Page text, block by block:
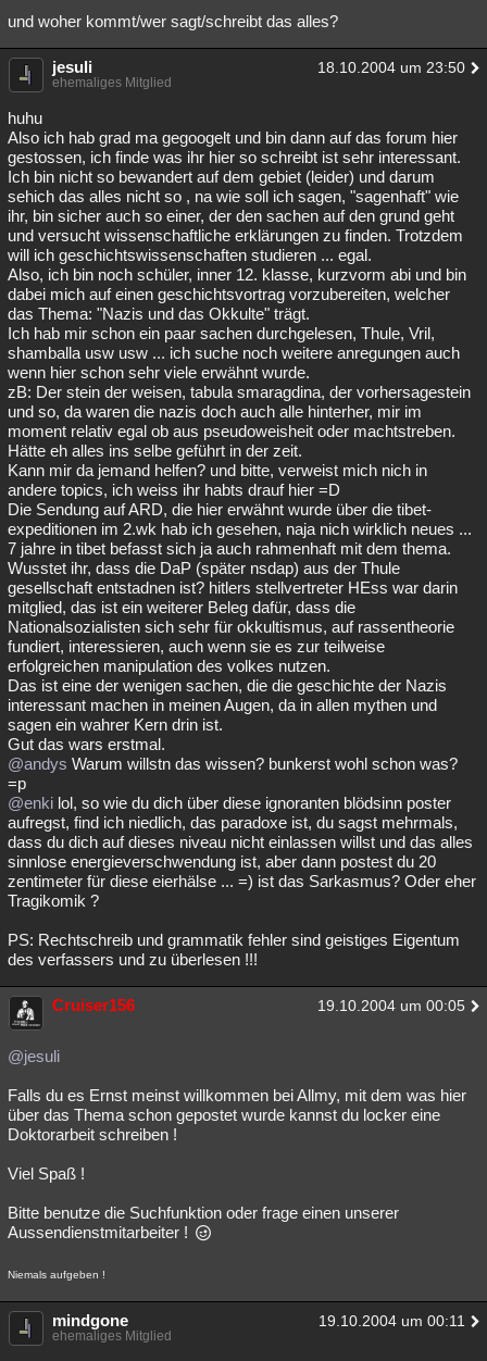
und woher kommt/wer sagt/schreibt das alles?
jesuli 18.10.2004 um 23:50
ehemaliges Mitglied
huhu
Also ich hab grad ma gegoogelt und bin dann auf das forum hier
gestossen, ich finde was ihr hier so schreibt ist sehr interessant.
Ich bin nicht so bewandert auf dem gebiet (leider) und darum
sehich das alles nicht so , na wie soll ich sagen, "sagenhaft" wie
ihr, bin sicher auch so einer, der den sachen auf den grund geht
und versucht wissenschaftliche erklärungen zu finden. Trotzdem
will ich geschichtswissenschaften studieren ... egal.
Also, ich bin noch schüler, inner 12. klasse, kurzvorm abi und bin
dabei mich auf einen geschichtsvortrag vorzubereiten, welcher
das Thema: "Nazis und das Okkulte" trägt.
Ich hab mir schon ein paar sachen durchgelesen, Thule, Vril,
shamballa usw usw ... ich suche noch weitere anregungen auch
wenn hier schon sehr viele erwähnt wurde.
zB: Der stein der weisen, tabula smaragdina, der vorhersagestein
und so, da waren die nazis doch auch alle hinterher, mir im
moment relativ egal ob aus pseudoweisheit oder machtstreben.
Hätte eh alles ins selbe geführt in der zeit.
Kann mir da jemand helfen? und bitte, verweist mich nich in
andere topics, ich weiss ihr habts drauf hier =D
Die Sendung auf ARD, die hier erwähnt wurde über die tibet-
expeditionen im 2.wk hab ich gesehen, naja nich wirklich neues ...
7 jahre in tibet befasst sich ja auch rahmenhaft mit dem thema.
Wusstet ihr, dass die DaP (später nsdap) aus der Thule
gesellschaft entstadnen ist? hitlers stellvertreter HEss war darin
mitglied, das ist ein weiterer Beleg dafür, dass die
Nationalsozialisten sich sehr für okkultismus, auf rassentheorie
fundiert, interessieren, auch wenn sie es zur teilweise
erfolgreichen manipulation des volkes nutzen.
Das ist eine der wenigen sachen, die die geschichte der Nazis
interessant machen in meinen Augen, da in allen mythen und
sagen ein wahrer Kern drin ist.
Gut das wars erstmal.
@andys Warum willstn das wissen? bunkerst wohl schon was?
=p
@enki lol, so wie du dich über diese ignoranten blödsinn poster
aufregst, find ich niedlich, das paradoxe ist, du sagst mehrmals,
dass du dich auf dieses niveau nicht einlassen willst und das alles
sinnlose energieverschwendung ist, aber dann postest du 20
zentimeter für diese eierhälse ... =) ist das Sarkasmus? Oder eher
Tragikomik ?
PS: Rechtschreib und grammatik fehler sind geistiges Eigentum
des verfassers und zu überlesen !!!
Cruiser156 19.10.2004 um 00:05
@jesuli
Falls du es Ernst meinst willkommen bei Allmy, mit dem was hier
über das Thema schon gepostet wurde kannst du locker eine
Doktorarbeit schreiben !
Viel Spaß !
Bitte benutze die Suchfunktion oder frage einen unserer
Aussendienstmitarbeiter !
Niemals aufgeben !
mindgone 19.10.2004 um 00:11
ehemaliges Mitglied